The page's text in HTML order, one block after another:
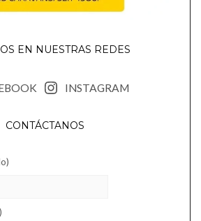
EN NUESTRAS REDES
INSTAGRAM
CONTÁCTANOS